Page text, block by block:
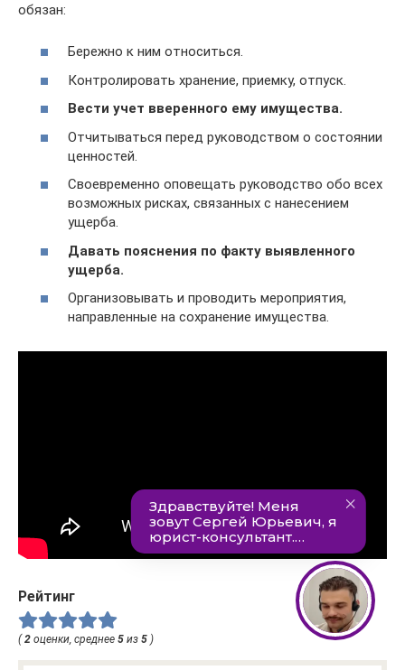
обязан:
Бережно к ним относиться.
Контролировать хранение, приемку, отпуск.
Вести учет вверенного ему имущества.
Отчитываться перед руководством о состоянии
ценностей.
Своевременно оповещать руководство обо всех
возможных рисках, связанных с нанесением
ущерба.
Давать пояснения по факту выявленного
ущерба.
Организовывать и проводить мероприятия,
направленные на сохранение имущества.
Рейтинг
(2 оценки, среднее 5 из 5 )